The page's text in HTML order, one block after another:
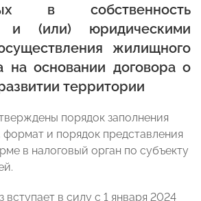
в собственность
и (или) юридическими
жилищного
на основании договора о
территории
порядок заполнения
и порядок представления
в налоговый орган по субъекту
в силу с 1 января 2024